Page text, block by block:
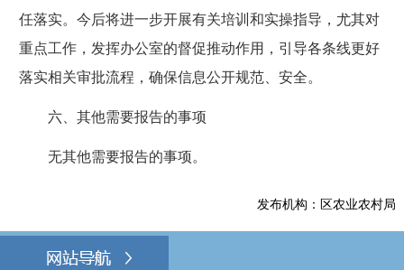
任落实。今后将进一步开展有关培训和实操指导，尤其对
重点工作，发挥办公室的督促推动作用，引导各条线更好
落实相关审批流程，确保信息公开规范、安全。
六、其他需要报告的事项
无其他需要报告的事项。
发布机构：区农业农村局